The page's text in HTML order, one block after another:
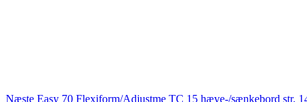
Næste Easy 70 Flexiform/Adjustme TC 15 hæve-/sænkebord str.